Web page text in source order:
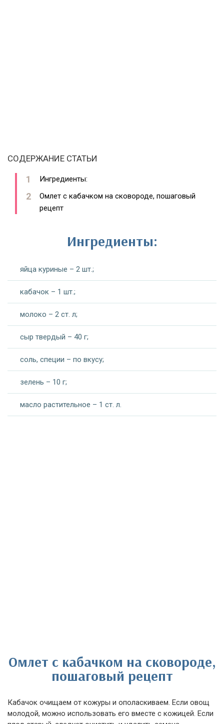
СОДЕРЖАНИЕ СТАТЬИ
Ингредиенты:
Омлет с кабачком на сковороде, пошаговый
рецепт
Ингредиенты:
яйца куриные – 2 шт.;
кабачок – 1 шт.;
молоко – 2 ст. л;
сыр твердый – 40 г;
соль, специи – по вкусу;
зелень – 10 г;
масло растительное – 1 ст. л.
Омлет с кабачком на сковороде,
пошаговый рецепт
Кабачок очищаем от кожуры и ополаскиваем. Если овощ
молодой, можно использовать его вместе с кожицей. Если